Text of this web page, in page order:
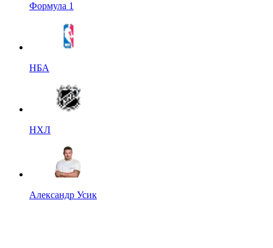
Формула 1
НБА
НХЛ
Александр Усик